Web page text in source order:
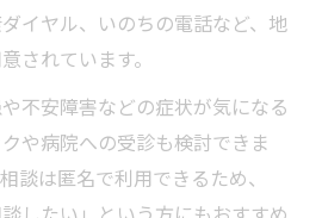
イヤル、いのちの電話など、地
されています。
不安障害などの症状が気になる
や病院への受診も検討できま
談は匿名で利用できるため、